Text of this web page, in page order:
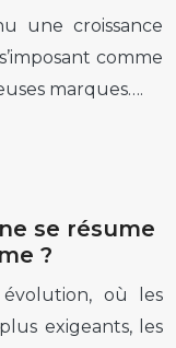
une croissance
comme
marques….
se résume
?
où les
exigeants, les